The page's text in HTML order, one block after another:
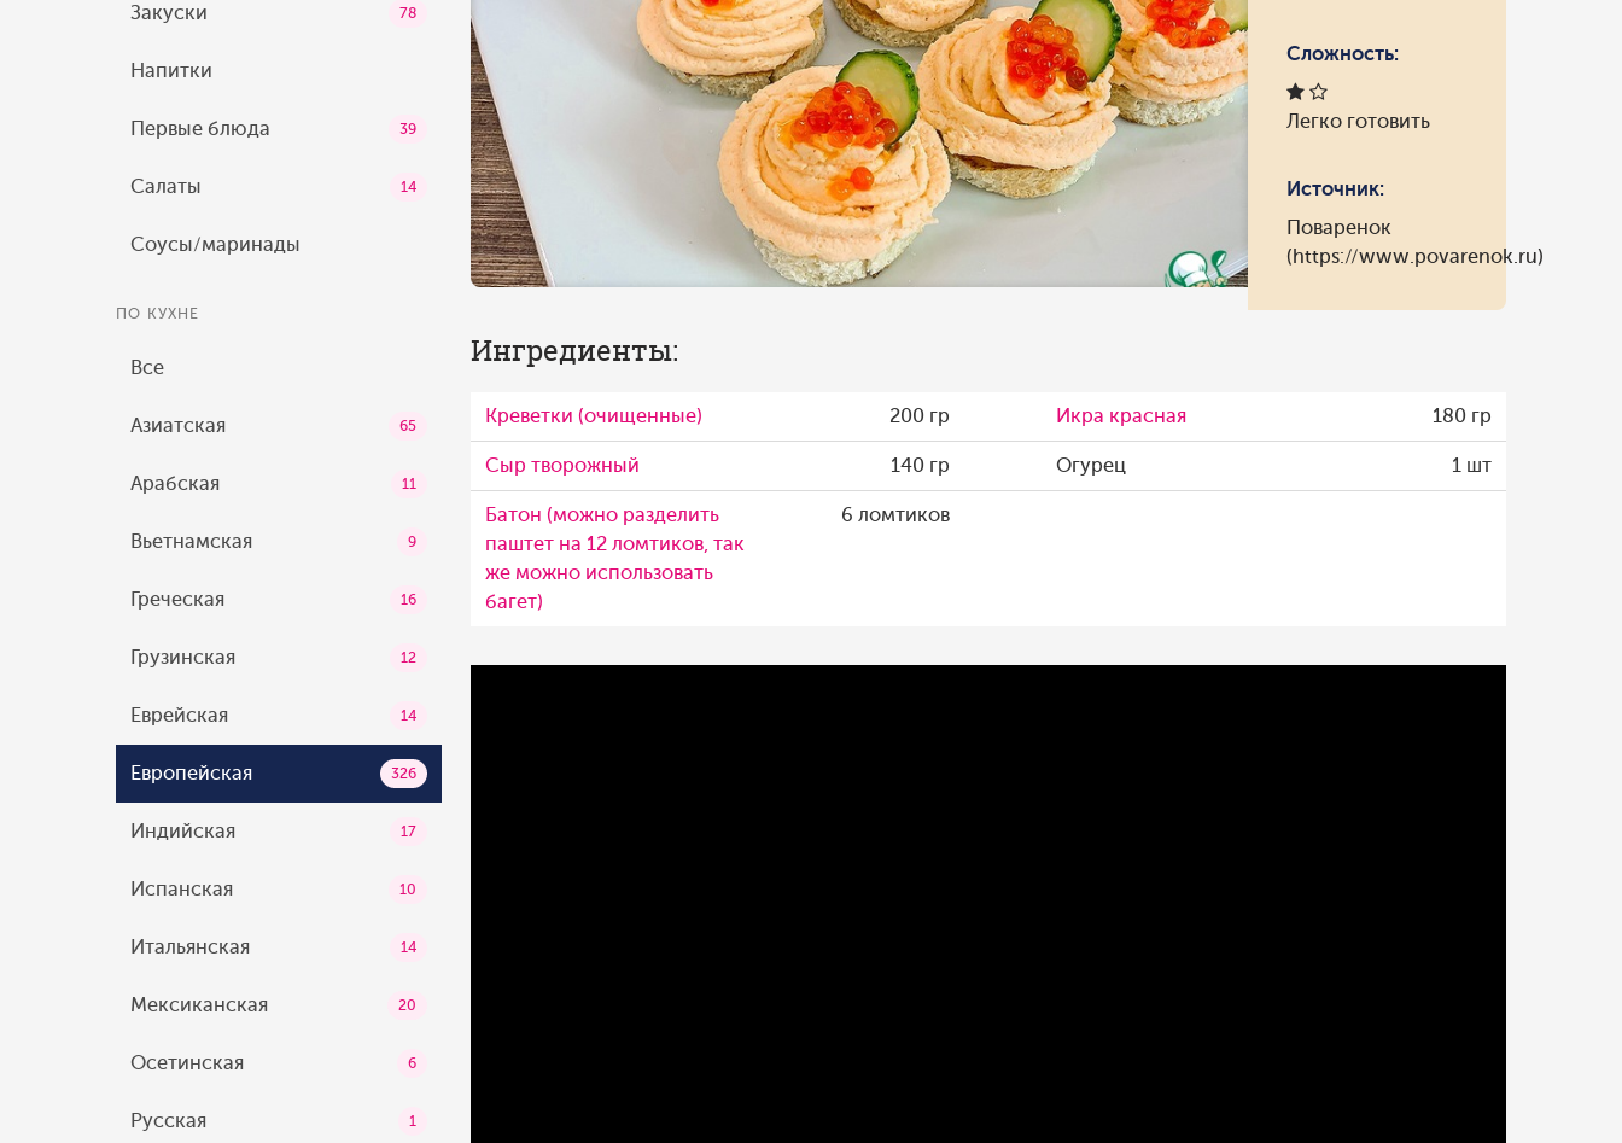
Закуски 78
Напитки
Первые блюда 39
Салаты 14
Соусы/маринады
ПО КУХНЕ
Все
Азиатская 65
Арабская 11
Вьетнамская 9
Греческая 16
Грузинская 12
Еврейская 14
Европейская 326
Индийская 17
Испанская 10
Итальянская 14
Мексиканская 20
Осетинская 6
Русская 1
Сложность:
Легко готовить
Источник:
Поваренок
(https://www.povarenok.ru)
Ингредиенты:
Креветки (очищенные) 200 гр Икра красная 180 гр
Сыр творожный 140 гр Огурец 1 шт
Батон (можно разделить
паштет на 12 ломтиков, так
же можно использовать
багет)
6 ломтиков